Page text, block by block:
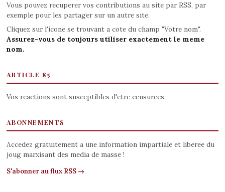
Vous pouvez recuperer vos contributions au site par RSS, par
exemple pour les partager sur un autre site.
Cliquez sur l'icone se trouvant a cote du champ "Votre nom".
Assurez-vous de toujours utiliser exactement le meme
nom.
ARTICLE 85
Vos reactions sont susceptibles d'etre censurees.
ABONNEMENTS
Accedez gratuitement a une information impartiale et liberee du
joug marxisant des media de masse !
S'abonner au flux RSS →